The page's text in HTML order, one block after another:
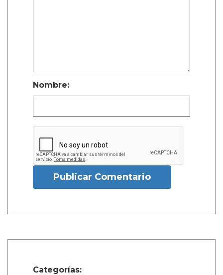
Nombre:
Publicar Comentario
Categorías: